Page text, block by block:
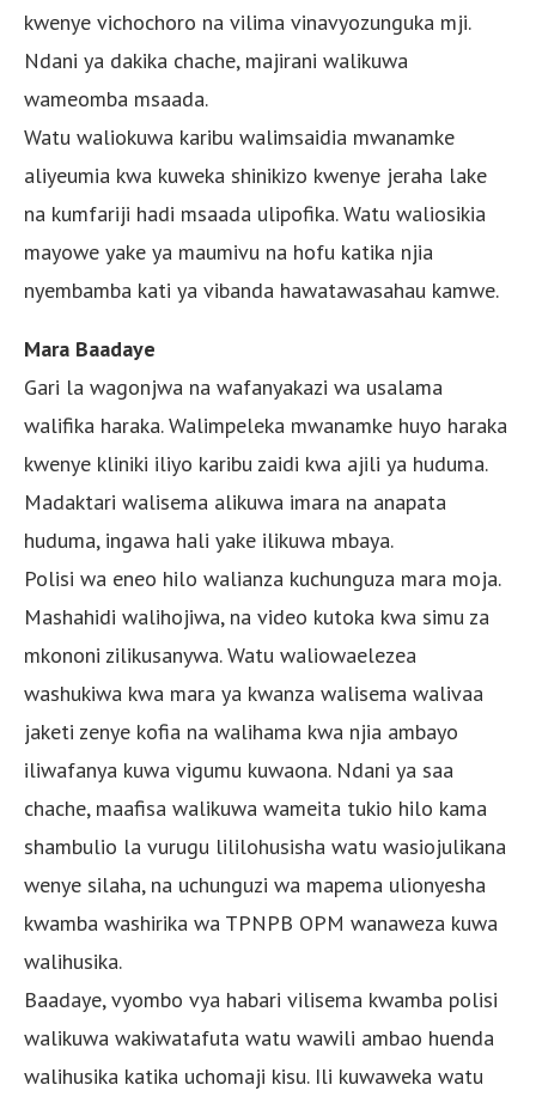
kwenye vichochoro na vilima vinavyozunguka mji.
Ndani ya dakika chache, majirani walikuwa
wameomba msaada.
Watu waliokuwa karibu walimsaidia mwanamke
aliyeumia kwa kuweka shinikizo kwenye jeraha lake
na kumfariji hadi msaada ulipofika. Watu waliosikia
mayowe yake ya maumivu na hofu katika njia
nyembamba kati ya vibanda hawatawasahau kamwe.
Mara Baadaye
Gari la wagonjwa na wafanyakazi wa usalama
walifika haraka. Walimpeleka mwanamke huyo haraka
kwenye kliniki iliyo karibu zaidi kwa ajili ya huduma.
Madaktari walisema alikuwa imara na anapata
huduma, ingawa hali yake ilikuwa mbaya.
Polisi wa eneo hilo walianza kuchunguza mara moja.
Mashahidi walihojiwa, na video kutoka kwa simu za
mkononi zilikusanywa. Watu waliowaelezea
washukiwa kwa mara ya kwanza walisema walivaa
jaketi zenye kofia na walihama kwa njia ambayo
iliwafanya kuwa vigumu kuwaona. Ndani ya saa
chache, maafisa walikuwa wameita tukio hilo kama
shambulio la vurugu lililohusisha watu wasiojulikana
wenye silaha, na uchunguzi wa mapema ulionyesha
kwamba washirika wa TPNPB OPM wanaweza kuwa
walihusika.
Baadaye, vyombo vya habari vilisema kwamba polisi
walikuwa wakiwatafuta watu wawili ambao huenda
walihusika katika uchomaji kisu. Ili kuwaweka watu